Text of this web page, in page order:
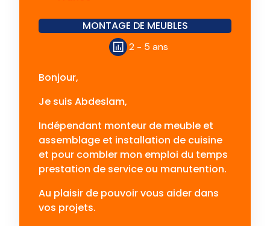
MONTAGE DE MEUBLES
2 - 5 ans
Bonjour,
Je suis Abdeslam,
Indépendant monteur de meuble et
assemblage et installation de cuisine
et pour combler mon emploi du temps
prestation de service ou manutention.
Au plaisir de pouvoir vous aider dans
vos projets.